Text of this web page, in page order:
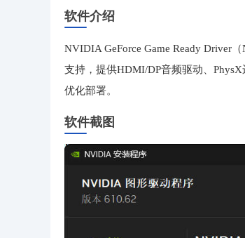
软件介绍
NVIDIA GeForce Game Ready Driver
支持，提供HDMI/DP音频驱动、
优化部署。
软件截图